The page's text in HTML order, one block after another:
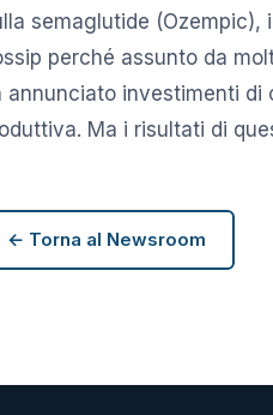
semaglutide
perché assunto da
annunciato investimenti
Ma i risultati di
← Torna al Newsroom